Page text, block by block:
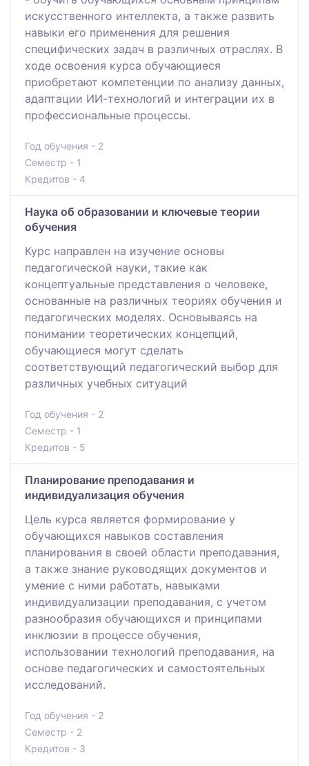
искусственного интеллекта, а также развить
навыки его применения для решения
специфических задач в различных отраслях. В
ходе освоения курса обучающиеся
приобретают компетенции по анализу данных,
адаптации ИИ-технологий и интеграции их в
профессиональные процессы.
Год обучения - 2
Семестр - 1
Кредитов - 4
Наука об образовании и ключевые теории
обучения
Курс направлен на изучение основы
педагогической науки, такие как
концептуальные представления о человеке,
основанные на различных теориях обучения и
педагогических моделях. Основываясь на
понимании теоретических концепций,
обучающиеся могут сделать
соответствующий педагогический выбор для
различных учебных ситуаций
Год обучения - 2
Семестр - 1
Кредитов - 5
Планирование преподавания и
индивидуализация обучения
Цель курса является формирование у
обучающихся навыков составления
планирования в своей области преподавания,
а также знание руководящих документов и
умение с ними работать, навыками
индивидуализации преподавания, с учетом
разнообразия обучающихся и принципами
инклюзии в процессе обучения,
использовании технологий преподавания, на
основе педагогических и самостоятельных
исследований.
Год обучения - 2
Семестр - 2
Кредитов - 3